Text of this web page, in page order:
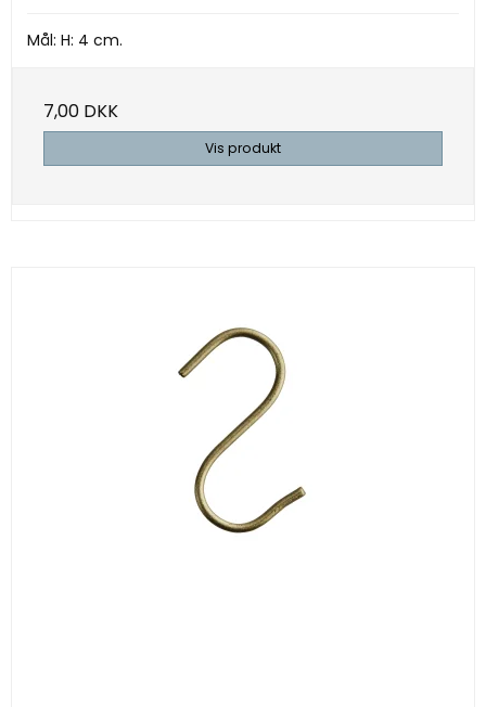
Mål: H: 4 cm.
7,00 DKK
Vis produkt